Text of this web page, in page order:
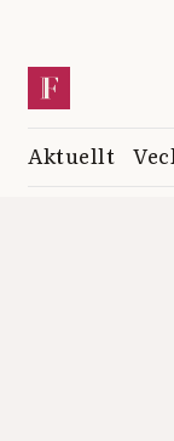
Aktuellt